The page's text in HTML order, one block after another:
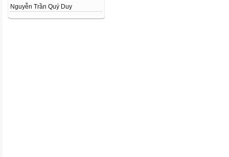
Nguyễn Trần Quý Duy